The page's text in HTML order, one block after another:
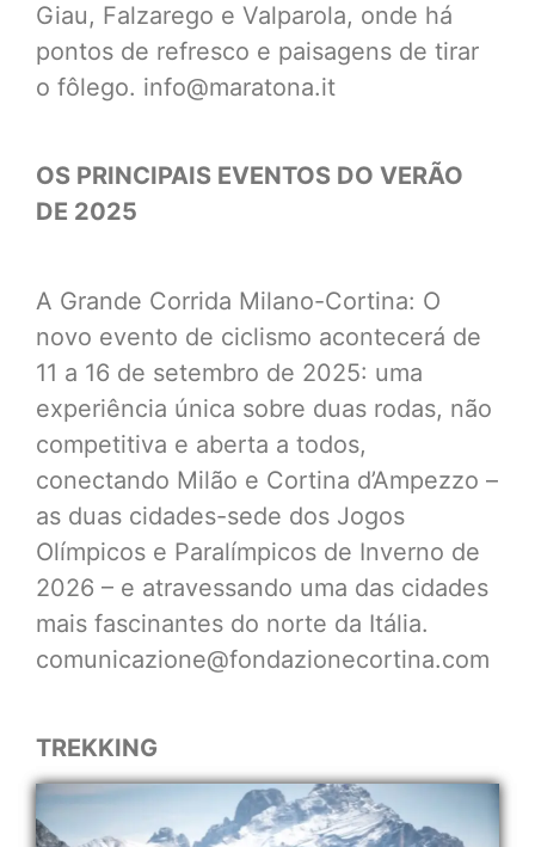
Giau, Falzarego e Valparola, onde há
pontos de refresco e paisagens de tirar
o fôlego. info@maratona.it
OS PRINCIPAIS EVENTOS DO VERÃO
DE 2025
A Grande Corrida Milano-Cortina: O
novo evento de ciclismo acontecerá de
11 a 16 de setembro de 2025: uma
experiência única sobre duas rodas, não
competitiva e aberta a todos,
conectando Milão e Cortina d’Ampezzo –
as duas cidades-sede dos Jogos
Olímpicos e Paralímpicos de Inverno de
2026 – e atravessando uma das cidades
mais fascinantes do norte da Itália.
comunicazione@fondazionecortina.com
TREKKING